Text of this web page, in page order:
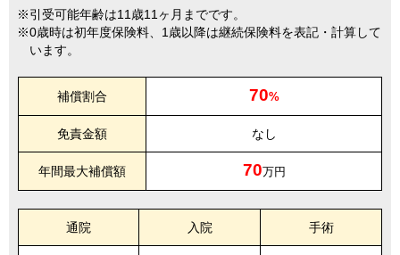
引受可能年齢は11歳11ヶ月までです。
0歳時は初年度保険料、1歳以降は継続保険料を表記・計算して
います。
補償割合 70%
免責金額 なし
年間最大補償額 70万円
通院 入院 手術